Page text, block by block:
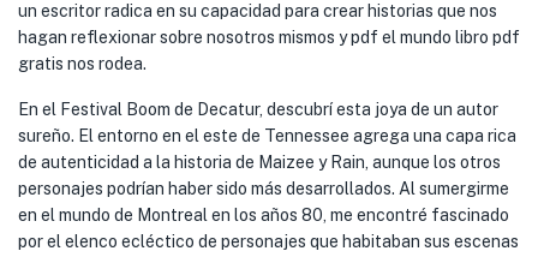
un escritor radica en su capacidad para crear historias que nos
hagan reflexionar sobre nosotros mismos y pdf el mundo libro pdf
gratis nos rodea.
En el Festival Boom de Decatur, descubrí esta joya de un autor
sureño. El entorno en el este de Tennessee agrega una capa rica
de autenticidad a la historia de Maizee y Rain, aunque los otros
personajes podrían haber sido más desarrollados. Al sumergirme
en el mundo de Montreal en los años 80, me encontré fascinado
por el elenco ecléctico de personajes que habitaban sus escenas